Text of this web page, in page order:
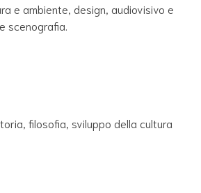
e ambiente, design, audiovisivo e
scenografia.
filosofia, sviluppo della cultura